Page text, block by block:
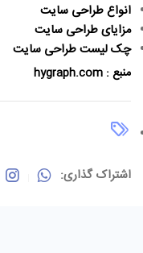
انواع طراحی سایت
مزایای طراحی سایت
چک لیست طراحی سایت
منبع : hygraph.com
اشتراک گذاری: